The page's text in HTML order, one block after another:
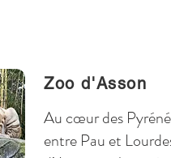
Zoo d'Asson
Au cœur des
entre Pau et